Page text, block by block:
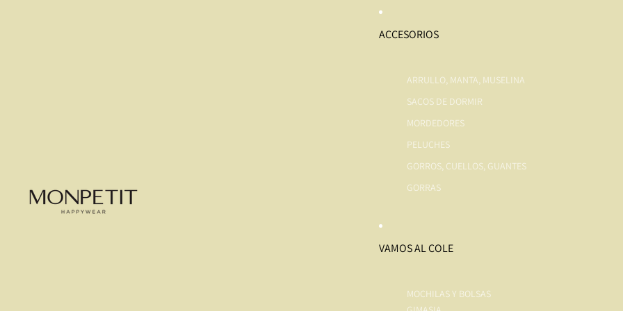
ACCESORIOS
ARRULLO, MANTA, MUSELINA
SACOS DE DORMIR
MORDEDORES
PELUCHES
GORROS, CUELLOS, GUANTES
GORRAS
VAMOS AL COLE
MOCHILAS Y BOLSAS